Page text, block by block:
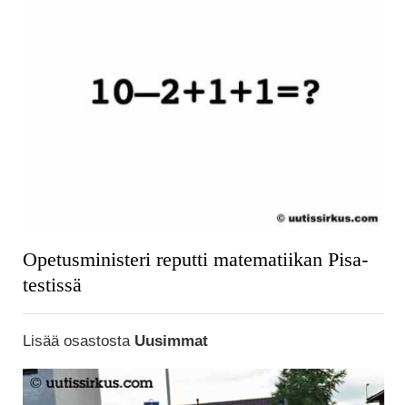
Opetusministeri reputti matematiikan Pisa-
testissä
Lisää osastosta Uusimmat